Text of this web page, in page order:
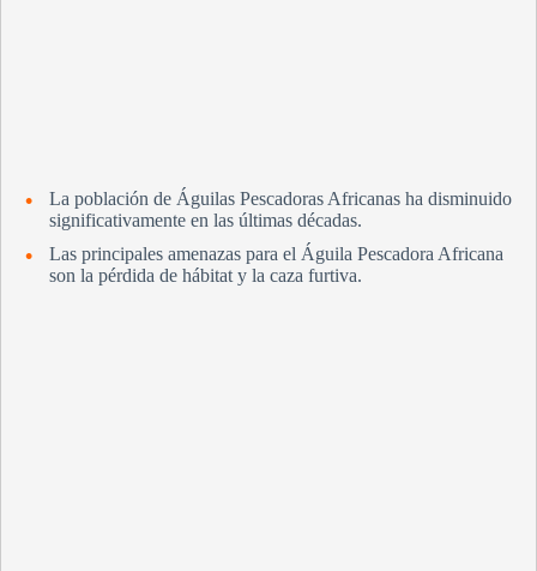
La población de Águilas Pescadoras Africanas ha disminuido
significativamente en las últimas décadas.
Las principales amenazas para el Águila Pescadora Africana
son la pérdida de hábitat y la caza furtiva.